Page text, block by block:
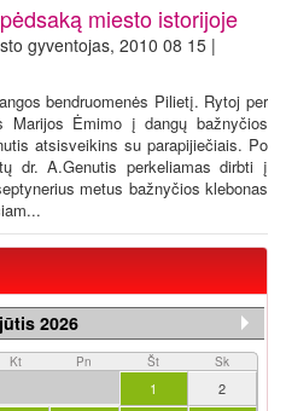
miesto istorijoje
gyventojas, 2010 08 15 |
bendruomenės Pilietį. Rytoj per
Marijos Ėmimo į dangų bažnyčios
atsisveikins su parapijiečiais. Po
dr. A.Genutis perkeliamas dirbti į
metus bažnyčios klebonas
2026
Kt Pn Št Sk
1
2